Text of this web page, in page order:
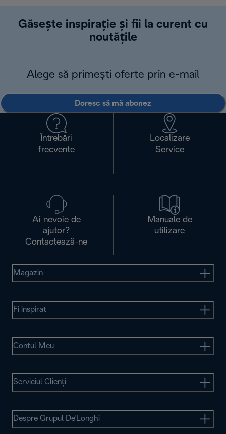
Găsește inspirație și fii la curent cu
noutățile
Alege să primești oferte prin e-mail
Doresc să mă abonez
Întrebări
frecvente
Localizare
Service
Ai nevoie de
ajutor?
Contactează-ne
Manuale de
utilizare
Magazin
Fi inspirat
Contul Meu
Serviciul Clienţi
Despre Grupul De'Longhi